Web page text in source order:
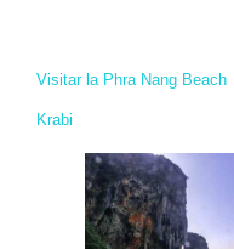
Visitar la Phra Nang Beach
Krabi